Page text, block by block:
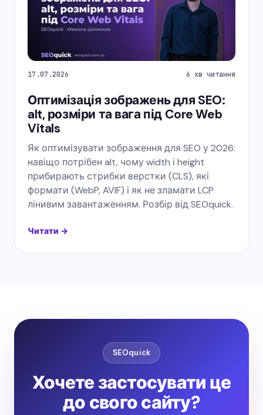
17.07.2026 6 хв читання
Оптимізація зображень для SEO:
alt, розміри та вага під Core Web
Vitals
Як оптимізувати зображення для SEO у 2026:
навіщо потрібен alt, чому width і height
прибирають стрибки верстки (CLS), які
формати (WebP, AVIF) і як не зламати LCP
лінивим завантаженням. Розбір від SEOquick.
Читати →
SEOquick
Хочете застосувати це
до свого сайту?